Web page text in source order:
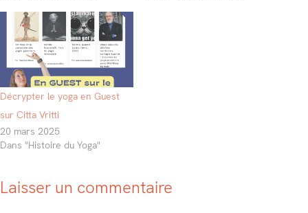
Décrypter le yoga en Guest
sur Citta Vritti
20 mars 2025
Dans "Histoire du Yoga"
Laisser un commentaire